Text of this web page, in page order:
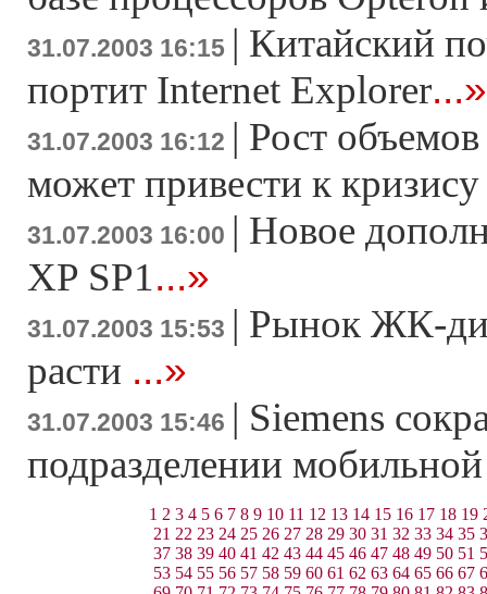
31.07.2003 16:15 | Китайский
портит Internet Explorer...»
31.07.2003 16:12 | Рост
может привести к кризису
31.07.2003 16:00 | Новое
XP SP1...»
31.07.2003 15:53 | Рынок ЖК-
расти ...»
31.07.2003 15:46 | Siemens
подразделении
1 2 3 4 5 6 7 8 9 10 11 12 13 14 15 16 17 18 19
21 22 23 24 25 26 27 28 29 30 31 32 33 34 35
37 38 39 40 41 42 43 44 45 46 47 48 49 50 51
53 54 55 56 57 58 59 60 61 62 63 64 65 66 67